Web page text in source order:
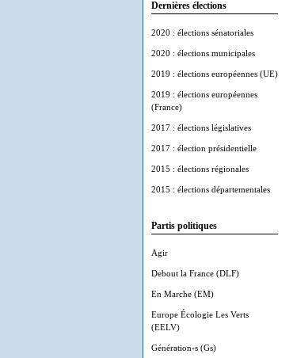
Dernières élections
2020 : élections sénatoriales
2020 : élections municipales
2019 : élections européennes (UE)
2019 : élections européennes
(France)
2017 : élections législatives
2017 : élection présidentielle
2015 : élections régionales
2015 : élections départementales
Partis politiques
Agir
Debout la France (DLF)
En Marche (EM)
Europe Écologie Les Verts
(EELV)
Génération-s (Gs)